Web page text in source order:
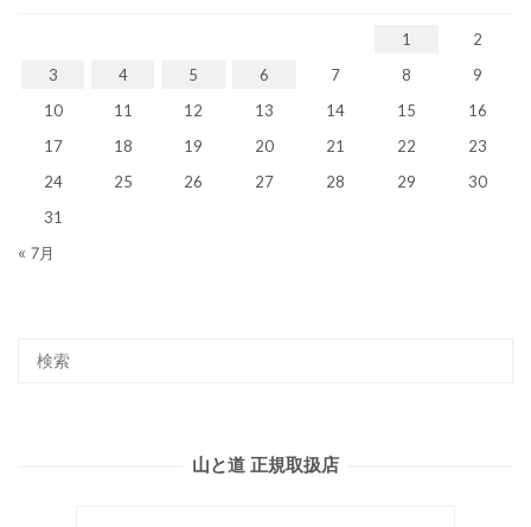
1
2
3
4 5 6 7 8
9
10
11 12 13 14 15
16
17
18 19 20 21 22
23
24
25 26 27 28 29
30
31
« 7月
山と道 正規取扱店